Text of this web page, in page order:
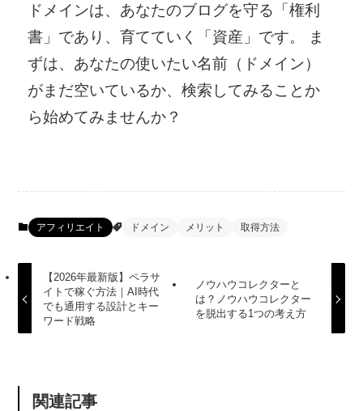
ドメインは、あなたのブログを守る「権利
書」であり、育てていく「資産」です。 ま
ずは、あなたの使いたい名前（ドメイン）
がまだ空いているか、検索してみることか
ら始めてみませんか？
アフィリエイト ドメイン メリット 取得方法
【2026年最新版】ペラサ
イトで稼ぐ方法｜AI時代
でも通用する設計とキー
ワード戦略
ノウハウコレクターと
は？ノウハウコレクター
を脱出する1つの考え方
関連記事